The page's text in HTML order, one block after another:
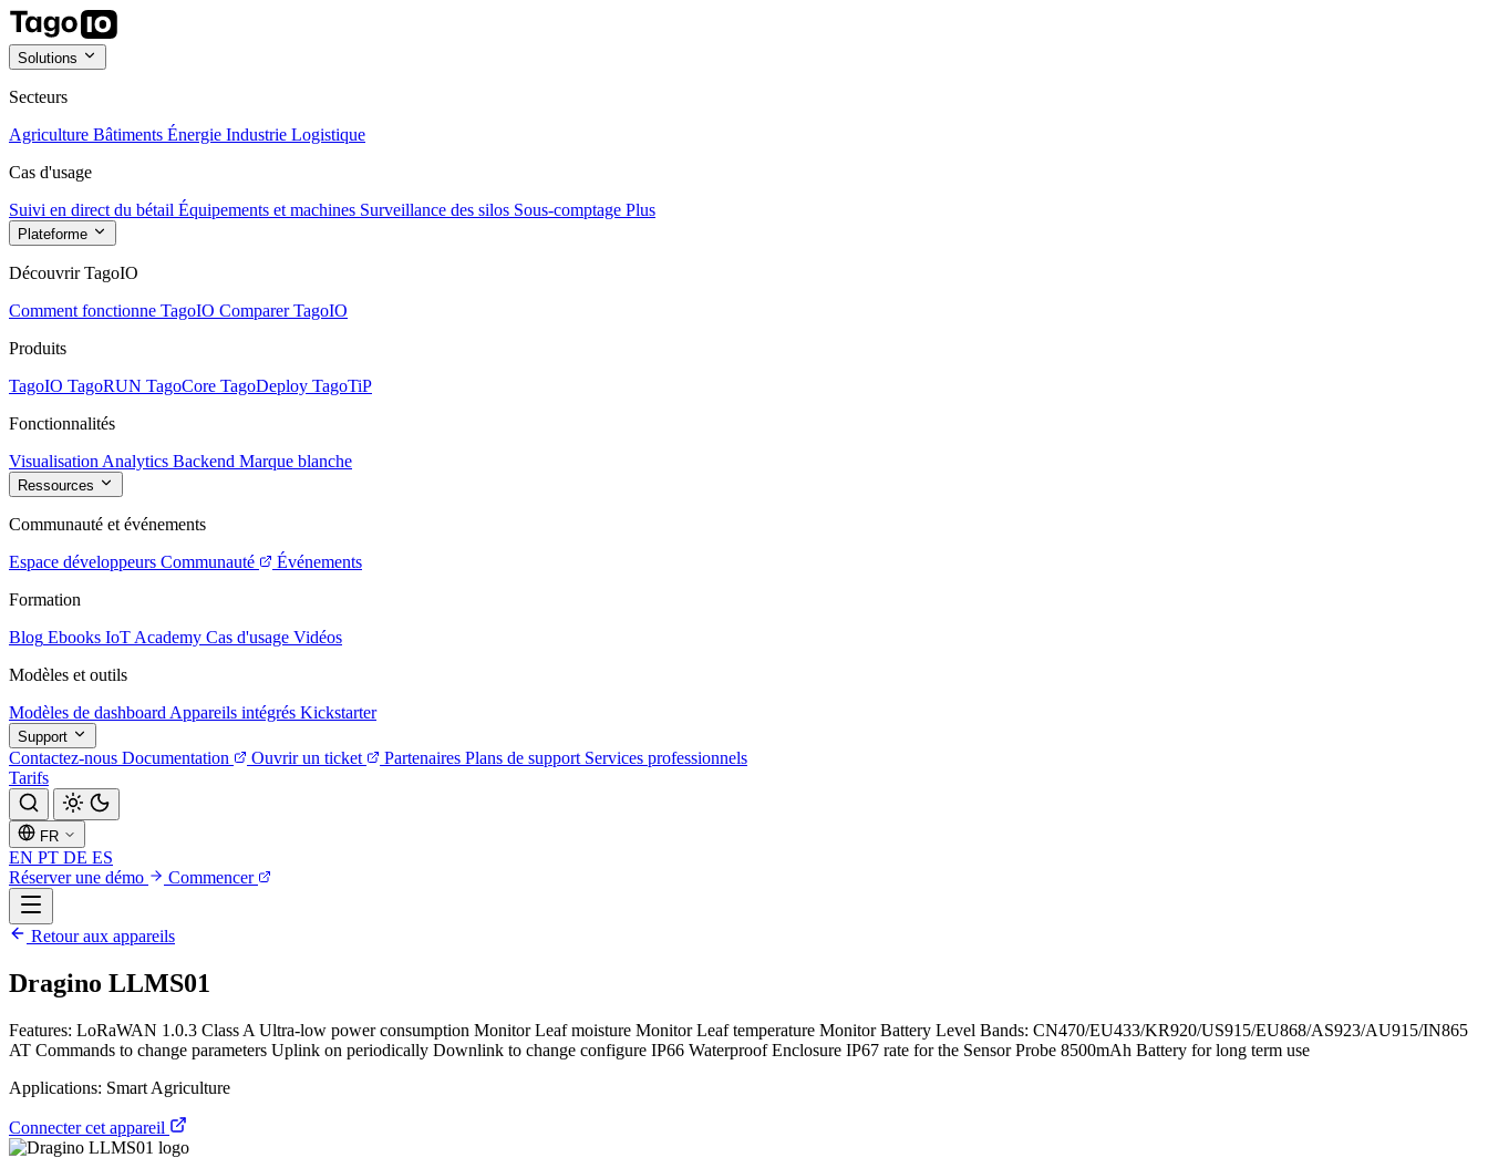
Solutions
Secteurs
Agriculture Bâtiments Énergie Industrie Logistique
Cas d'usage
Suivi en direct du bétail Équipements et machines Surveillance des silos Sous-comptage Plus
Plateforme
Découvrir TagoIO
Comment fonctionne TagoIO Comparer TagoIO
Produits
TagoIO TagoRUN TagoCore TagoDeploy TagoTiP
Fonctionnalités
Visualisation Analytics Backend Marque blanche
Ressources
Communauté et événements
Espace développeurs Communauté
Événements
Formation
Blog Ebooks IoT Academy Cas d'usage Vidéos
Modèles et outils
Modèles de dashboard Appareils intégrés Kickstarter
Support
Contactez-nous Documentation Ouvrir un ticket Partenaires Plans de support Services professionnels
Tarifs
FR
EN PT DE ES
Réserver une démo
Commencer
Retour aux appareils
Dragino LLMS01
Features: LoRaWAN 1.0.3 Class A Ultra-low power consumption Monitor Leaf moisture Monitor Leaf temperature Monitor Battery Level Bands: CN470/EU433/KR920/US915/EU868/AS923/AU915/IN865
AT Commands to change parameters Uplink on periodically Downlink to change configure IP66 Waterproof Enclosure IP67 rate for the Sensor Probe 8500mAh Battery for long term use
Applications: Smart Agriculture
Connecter cet appareil